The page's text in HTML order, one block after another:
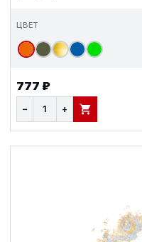
ЦВЕТ
777 ₽
− + В КОРЗИНУ